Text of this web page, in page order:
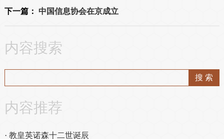
下一篇： 中国信息协会在京成立
内容搜索
内容推荐
教皇英诺森十二世诞辰